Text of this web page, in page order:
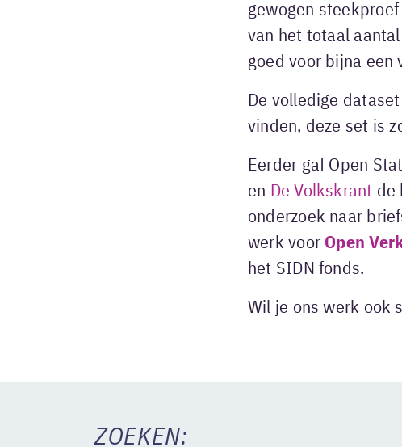
gewogen
van het totaal
goed voor bijna een
De volledige
vinden, deze set is
Eerder gaf Open
en De Volkskrant de
onderzoek naar
werk voor Open
het SIDN fonds.
Wil je ons werk ook
ZOEKEN: